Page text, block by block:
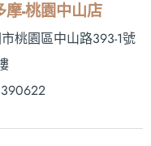
摩-桃園中山店
桃園區中山路393-1號